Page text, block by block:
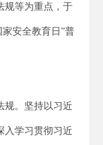
规等为重点，于
安全教育日”普
规。坚持以习近
入学习贯彻习近